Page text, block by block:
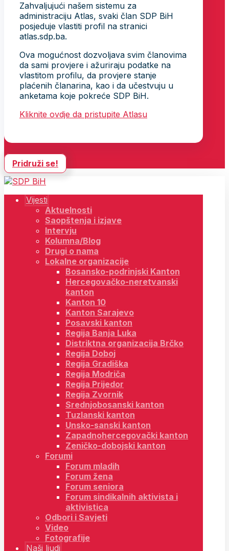
Zahvaljujući našem sistemu za
administraciju Atlas, svaki član SDP BiH
posjeduje vlastiti profil na stranici
atlas.sdp.ba.
Ova mogućnost dozvoljava svim članovima
da sami provjere i ažuriraju podatke na
vlastitom profilu, da provjere stanje
plaćenih članarina, kao i da učestvuju u
anketama koje pokreće SDP BiH.
Kliknite ovdje da pristupite Atlasu
Pridruži se!
Vijesti
Aktuelnosti
Saopštenja i izjave
Intervju
Kolumna/Blog
Drugi o nama
Lokalne organizacije
Bosansko-podrinjski Kanton
Hercegovačko-neretvanski
kanton
Kanton 10
Kanton Sarajevo
Posavski kanton
Regija Banja Luka
Distriktna organizacija Brčko
Regija Doboj
Regija Gradiška
Regija Modriča
Regija Prijedor
Regija Zvornik
Srednjobosanski kanton
Tuzlanski kanton
Unsko-sanski kanton
Zapadnohercegovački kanton
Zeničko-dobojski kanton
Forumi
Forum mladih
Forum žena
Forum seniora
Forum sindikalnih aktivista i
aktivistica
Odbori i Savjeti
Video
Fotografije
Naši ljudi